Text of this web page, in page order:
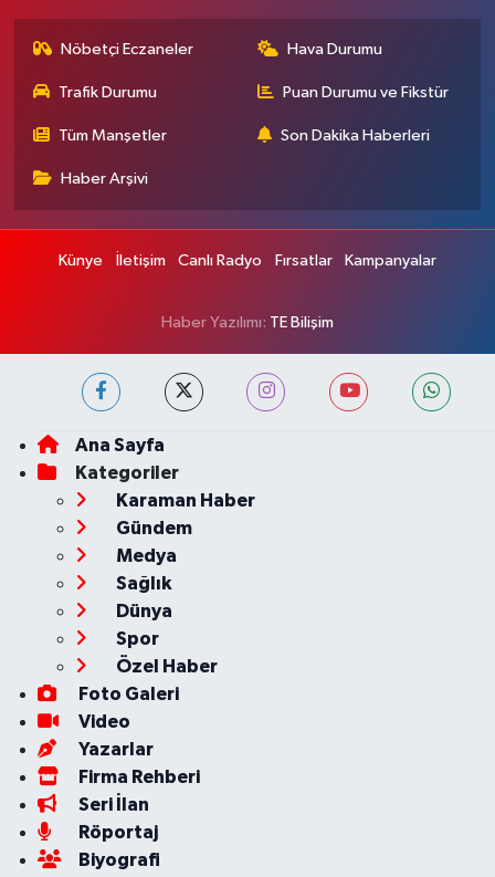
Nöbetçi Eczaneler Hava Durumu
Trafik Durumu Puan Durumu ve Fikstür
Tüm Manşetler Son Dakika Haberleri
Haber Arşivi
Künye İletişim Canlı Radyo Fırsatlar Kampanyalar
Haber Yazılımı: TE Bilişim
Ana Sayfa
Kategoriler
Karaman Haber
Gündem
Medya
Sağlık
Dünya
Spor
Özel Haber
Foto Galeri
Video
Yazarlar
Firma Rehberi
Seri İlan
Röportaj
Biyografi